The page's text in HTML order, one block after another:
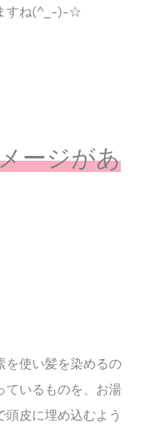
すね(^_-)-☆
ージがあ
を使い髪を染めるの
ているものを、お湯
皮に埋め込むよう